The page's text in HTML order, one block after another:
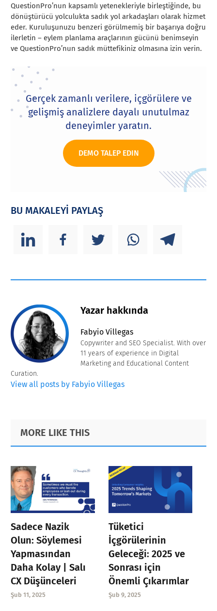
QuestionPro’nun kapsamlı yetenekleriyle birleştiğinde, bu
dönüştürücü yolculukta sadık yol arkadaşları olarak hizmet
eder. Kuruluşunuzu benzeri görülmemiş bir başarıya doğru
ilerletin – eylem planlama araçlarının gücünü benimseyin
ve QuestionPro’nun sadık müttefikiniz olmasına izin verin.
Gerçek zamanlı verilere, içgörülere ve
gelişmiş analizlere dayalı unutulmaz
deneyimler yaratın.
DEMO TALEP EDIN
BU MAKALEYİ PAYLAŞ
Yazar hakkında
Fabyio Villegas
Copywriter and SEO Specialist. With over
11 years of experience in Digital
Marketing and Educational Content
Curation.
View all posts by Fabyio Villegas
Primary
Sidebar
Footer
MORE LIKE THIS
Sadece Nazik
Olun: Söylemesi
Yapmasından
Daha Kolay | Salı
CX Düşünceleri
Şub 11, 2025
Tüketici
İçgörülerinin
Geleceği: 2025 ve
Sonrası için
Önemli Çıkarımlar
Şub 9, 2025